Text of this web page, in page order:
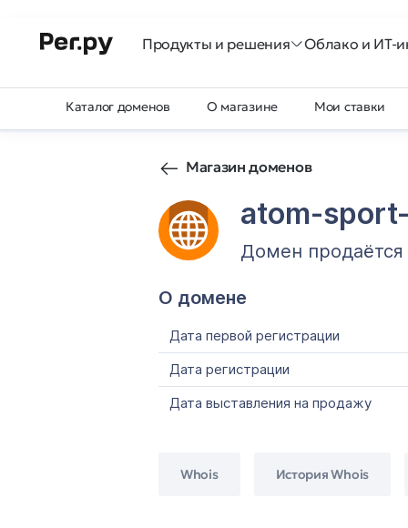
Продукты и решения Облако и ИТ-
Каталог доменов О магазине Мои ставки
Магазин доменов
atom-
Домен продаётся
О домене
Дата первой регистрации
Дата регистрации
Дата выставления на продажу
Whois История Whois